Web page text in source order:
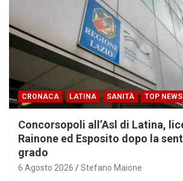
CRONACA LATINA SANITÀ TOP NEWS
Concorsopoli all’Asl di Latina,
Rainone ed Esposito dopo la
grado
6 Agosto 2026 Stefano Maione